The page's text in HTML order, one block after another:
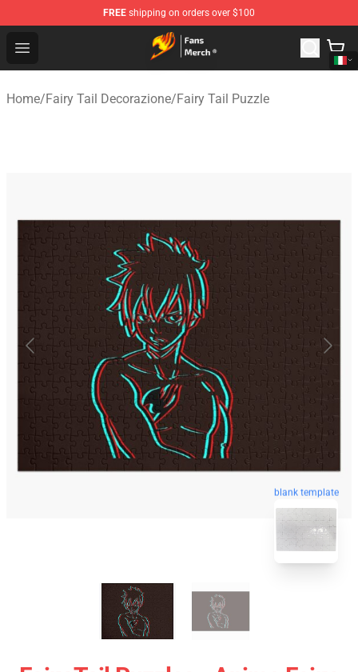
FREE shipping on orders over $100
Open menu
Fairy Tail Store - Official Fairy Tail Merchandise Shop
Home/Fairy Tail Decorazione/Fairy Tail Puzzle
blank template